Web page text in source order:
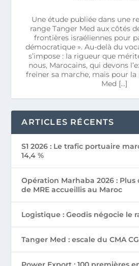
Une étude publiée dans une
range Tanger Med aux côtés
frontières israéliennes pour
démocratique ». Au-delà du
s’impose : la rigueur que
nous, Marocains, qui devons
freiner sa marche, mais pour
Med […]
ARTICLES RÉCENTS
S1 2026 : Le trafic portuaire
14,4 %
Opération Marhaba 2026 : Plus
de MRE accueillis au Maroc
Logistique : Geodis négocie le
Tanger Med : escale du CMA